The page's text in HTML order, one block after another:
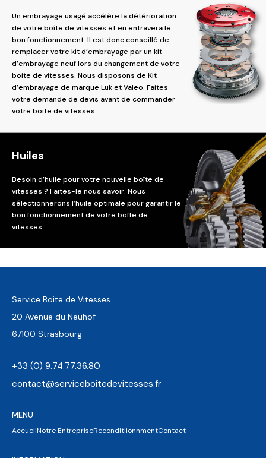
Un embrayage usagé accélère la détérioration
de votre boîte de vitesses et en entravera le
bon fonctionnement. Il est donc conseillé de
remplacer votre kit d’embrayage par un kit
d’embrayage neuf lors du changement de votre
boite de vitesses. Nous disposons de Kit
d’embrayage de marque Luk et Valeo. Faites
votre demande de devis avant de commander
votre boite de vitesses.
Huiles
Besoin d’huile pour votre nouvelle boîte de
vitesses ? Faites-le nous savoir. Nous
sélectionnerons l’huile optimale pour garantir le
bon fonctionnement de votre boîte de
vitesses.
Service Boite de Vitesses
20 Avenue du Neuhof
67100 Strasbourg
+33 (0) 9.74.77.36.80
contact@serviceboitedevitesses.fr
MENU
AccueilNotre EntrepriseReconditiionnmentContact